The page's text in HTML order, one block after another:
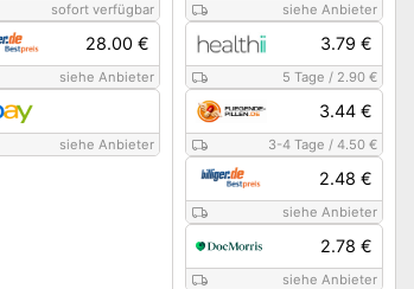
sofort verfügbar
28.00 €
siehe Anbieter
siehe Anbieter
siehe Anbieter
3.79 €
5 Tage / 2.90 €
3.44 €
3-4 Tage / 4.50 €
2.48 €
siehe Anbieter
2.78 €
siehe Anbieter